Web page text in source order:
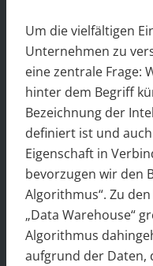
Um die vielfältigen
Unternehmen zu
eine zentrale Frage:
hinter dem Begriff
Bezeichnung der
definiert ist und
Eigenschaft in
bevorzugen wir den
Algorithmus“. Zu
„Data Warehouse“
Algorithmus
aufgrund der Daten,